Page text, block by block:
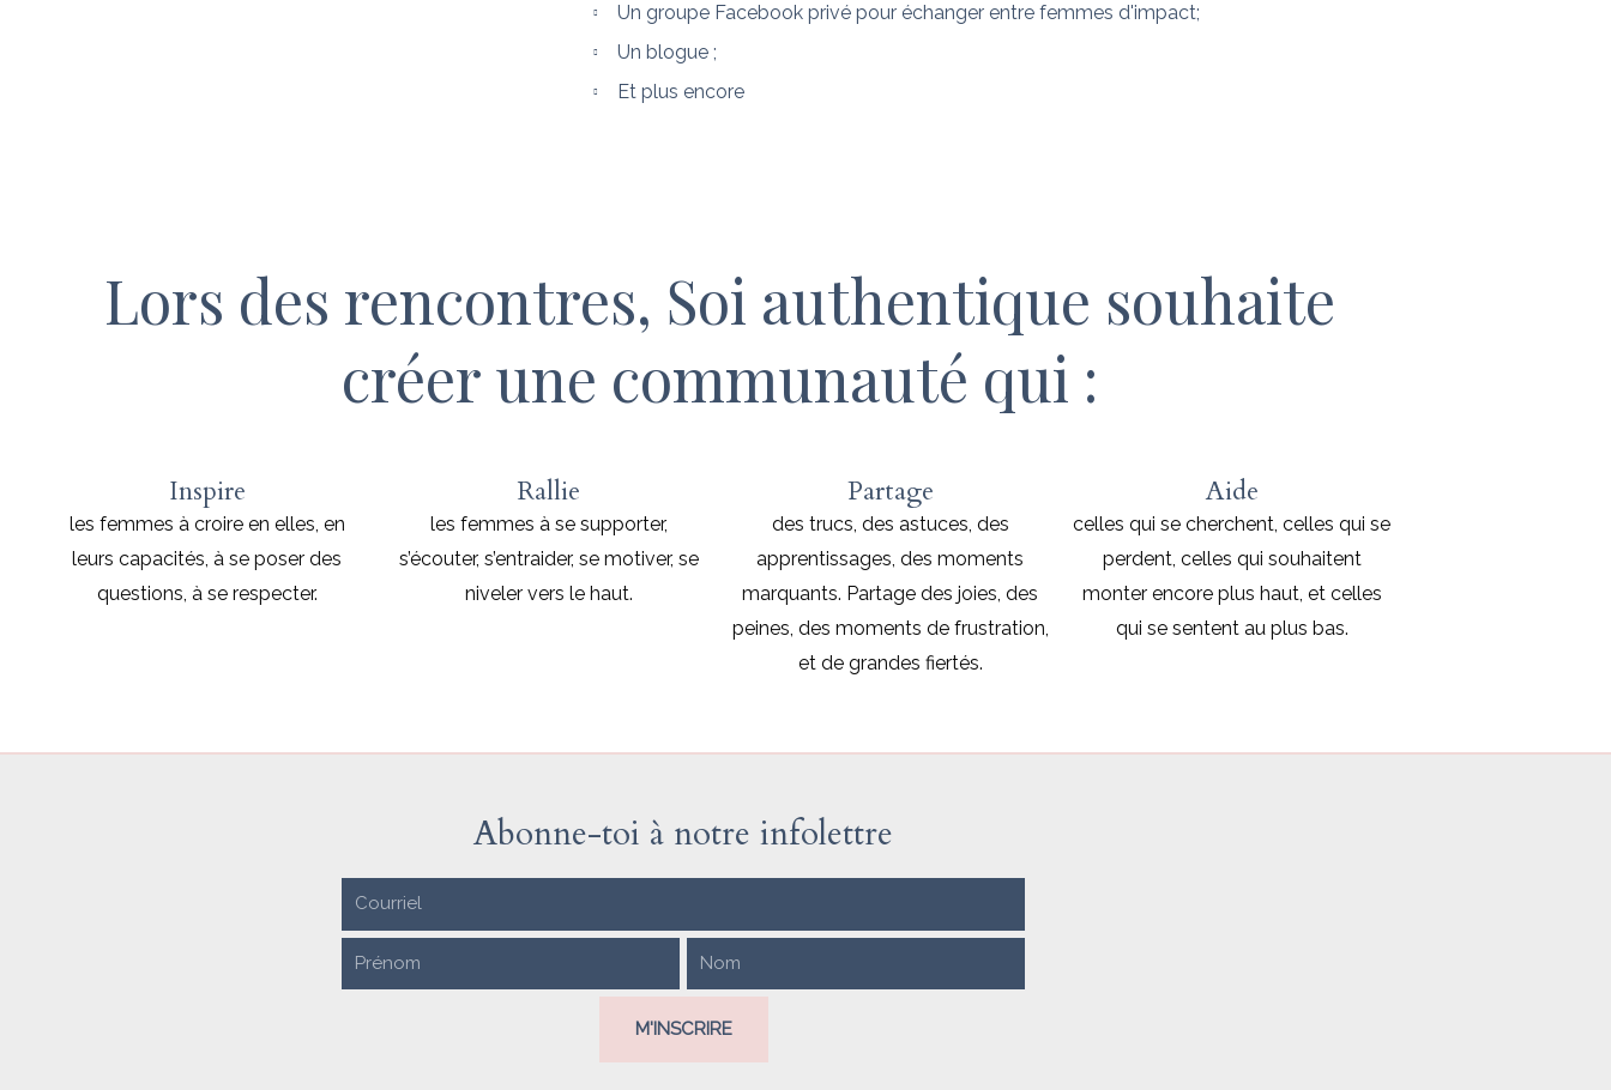
Un groupe Facebook privé pour échanger entre femmes d'impact;
Un blogue ;
Et plus encore
Lors des rencontres, Soi authentique souhaite
créer une communauté qui :
Inspire
les femmes à croire en elles, en
leurs capacités, à se poser des
questions, à se respecter.
Rallie
les femmes à se supporter,
s’écouter, s’entraider, se motiver, se
niveler vers le haut.
Partage
des trucs, des astuces, des
apprentissages, des moments
marquants. Partage des joies, des
peines, des moments de frustration,
et de grandes fiertés.
Aide
celles qui se cherchent, celles qui se
perdent, celles qui souhaitent
monter encore plus haut, et celles
qui se sentent au plus bas.
Abonne-toi à notre infolettre​
ra
a
s
M'INSCRIRE